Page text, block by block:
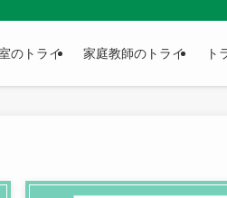
のトライ 家庭教師のトライ ト